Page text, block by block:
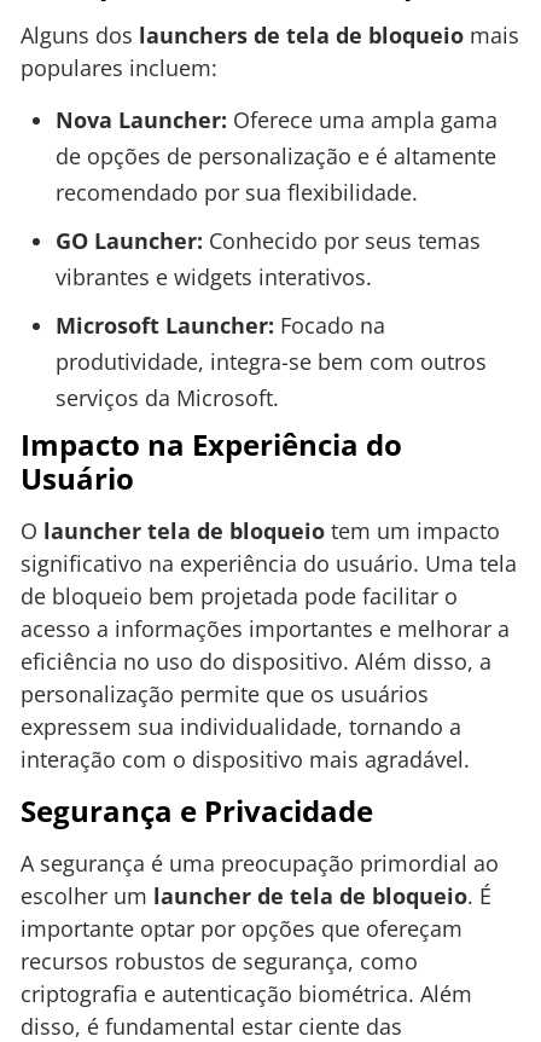
Alguns dos launchers de tela de bloqueio mais
populares incluem:
Nova Launcher: Oferece uma ampla gama
de opções de personalização e é altamente
recomendado por sua flexibilidade.
GO Launcher: Conhecido por seus temas
vibrantes e widgets interativos.
Microsoft Launcher: Focado na
produtividade, integra-se bem com outros
serviços da Microsoft.
Impacto na Experiência do
Usuário
O launcher tela de bloqueio tem um impacto
significativo na experiência do usuário. Uma tela
de bloqueio bem projetada pode facilitar o
acesso a informações importantes e melhorar a
eficiência no uso do dispositivo. Além disso, a
personalização permite que os usuários
expressem sua individualidade, tornando a
interação com o dispositivo mais agradável.
Segurança e Privacidade
A segurança é uma preocupação primordial ao
escolher um launcher de tela de bloqueio. É
importante optar por opções que ofereçam
recursos robustos de segurança, como
criptografia e autenticação biométrica. Além
disso, é fundamental estar ciente das